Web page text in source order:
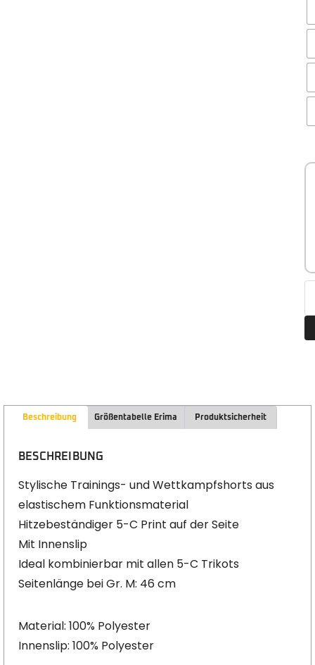
Beschreibung Größentabelle Erima Produktsicherheit
BESCHREIBUNG
Stylische Trainings- und Wettkampfshorts aus
elastischem Funktionsmaterial
Hitzebeständiger 5-C Print auf der Seite
Mit Innenslip
Ideal kombinierbar mit allen 5-C Trikots
Seitenlänge bei Gr. M: 46 cm
Material: 100% Polyester
Innenslip: 100% Polyester